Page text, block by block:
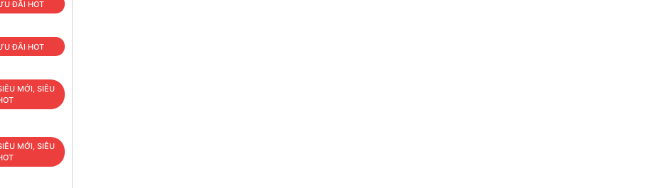
ĐÃI HOT
ĐÃI HOT
MỚI, SIÊU
MỚI, SIÊU